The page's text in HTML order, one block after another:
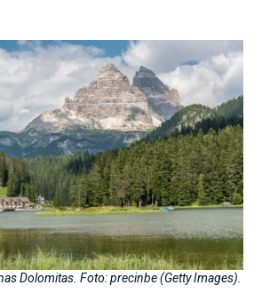
Dolomitas. Foto: precinbe (Getty Images).